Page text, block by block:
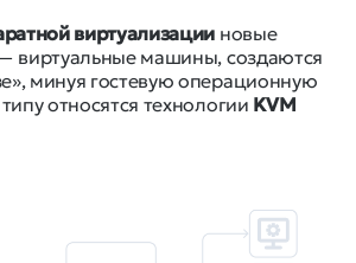
виртуализации новые
виртуальные машины, создаются
минуя гостевую операционную
относятся технологии KVM